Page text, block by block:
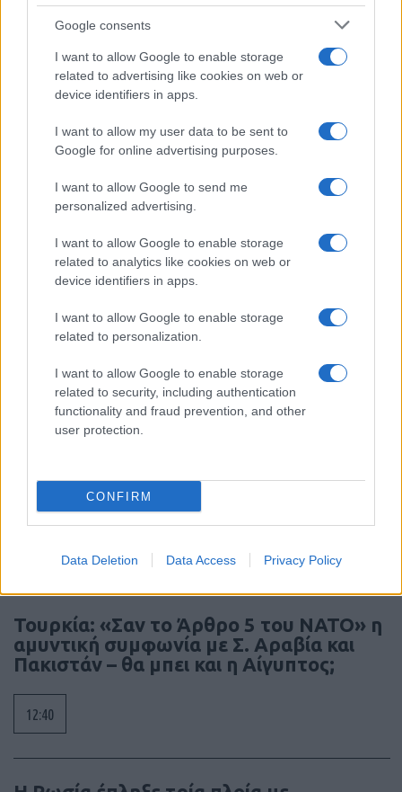
Google consents
I want to allow Google to enable storage
related to advertising like cookies on web or
device identifiers in apps.
I want to allow my user data to be sent to
Google for online advertising purposes.
I want to allow Google to send me
personalized advertising.
I want to allow Google to enable storage
related to analytics like cookies on web or
device identifiers in apps.
I want to allow Google to enable storage
related to personalization.
I want to allow Google to enable storage
related to security, including authentication
functionality and fraud prevention, and other
user protection.
CONFIRM
Data Deletion Data Access Privacy Policy
Ροή Ειδήσεων
Τουρκία: «Σαν το Άρθρο 5 του ΝΑΤΟ» η
αμυντική συμφωνία με Σ. Αραβία και
Πακιστάν – θα μπει και η Αίγυπτος;
12:40
pas(@pas)
Και ερχωμε κααι γω να διερωτουμε τι στα κομματια πηραμε ι θα
παρουμε με την mdca που εχουμε.γεννηκα ι χεσμενουσ μασ εχουν
ι εντελωσ σηγουρουσ για ολα